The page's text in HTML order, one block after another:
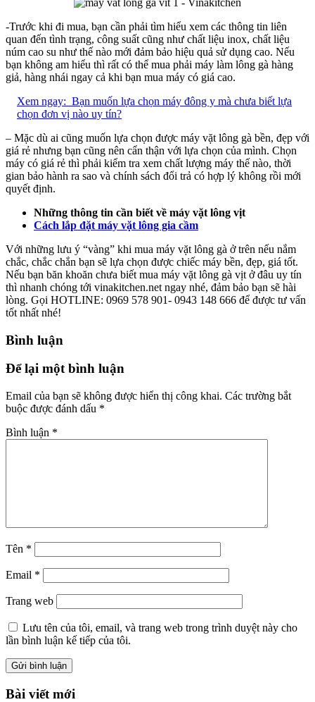
-Trước khi đi mua, bạn cần phải tìm hiểu xem các thông tin liên
quan đến tình trạng, công suất cũng như chất liệu inox, chất liệu
núm cao su như thế nào mới đảm bảo hiệu quả sử dụng cao. Nếu
bạn không am hiểu thì rất có thể mua phải máy làm lông gà hàng
giả, hàng nhái ngay cả khi bạn mua máy có giá cao.
Xem ngay: Bạn muốn lựa chọn máy đông y mà chưa biết lựa
chọn đơn vị nào uy tín?
– Mặc dù ai cũng muốn lựa chọn được máy vặt lông gà bền, đẹp với
giá rẻ nhưng bạn cũng nên cẩn thận với lựa chọn của mình. Chọn
máy có giá rẻ thì phải kiểm tra xem chất lượng máy thế nào, thời
gian bảo hành ra sao và chính sách đổi trả có hợp lý không rồi mới
quyết định.
Những thông tin cần biết về máy vặt lông vịt
Cách lắp đặt máy vặt lông gia cầm
Với những lưu ý “vàng” khi mua máy vặt lông gà ở trên nếu nắm
chắc, chắc chắn bạn sẽ lựa chọn được chiếc máy bền, đẹp, giá tốt.
Nếu bạn băn khoăn chưa biết mua máy vặt lông gà vịt ở đâu uy tín
thì nhanh chóng tới vinakitchen.net ngay nhé, đảm bảo bạn sẽ hài
lòng. Gọi HOTLINE: 0969 578 901- 0943 148 666 để được tư vấn
tốt nhất nhé!
Bình luận
Để lại một bình luận
Email của bạn sẽ không được hiển thị công khai. Các trường bắt
buộc được đánh dấu *
Bình luận *
Tên *
Email *
Trang web
Lưu tên của tôi, email, và trang web trong trình duyệt này cho
lần bình luận kế tiếp của tôi.
Bài viết mới